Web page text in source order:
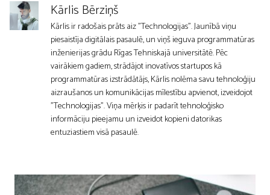
Kārlis Bērziņš
Kārlis ir radošais prāts aiz "Technologijas". Jaunībā viņu
piesaistīja digitālais pasaulē, un viņš ieguva programmatūras
inženierijas grādu Rīgas Tehniskajā universitātē. Pēc
vairākiem gadiem, strādājot inovatīvos startupos kā
programmatūras izstrādātājs, Kārlis nolēma savu tehnoloģiju
aizraušanos un komunikācijas mīlestību apvienot, izveidojot
"Technologijas". Viņa mērķis ir padarīt tehnoloģisko
informāciju pieejamu un izveidot kopieni datorikas
entuziastiem visā pasaulē.